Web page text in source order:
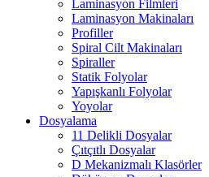
Laminasyon Filmleri
Laminasyon Makinaları
Profiller
Spiral Cilt Makinaları
Spiraller
Statik Folyolar
Yapışkanlı Folyolar
Yoyolar
Dosyalama
11 Delikli Dosyalar
Çıtçıtlı Dosyalar
D Mekanizmalı Klasörler